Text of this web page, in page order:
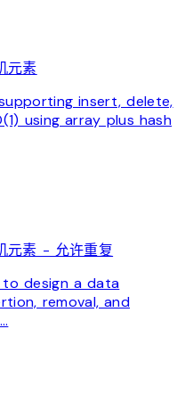
元素
insert, delete,
using array plus hash
元素 - 允许重复
to design a data
removal, and